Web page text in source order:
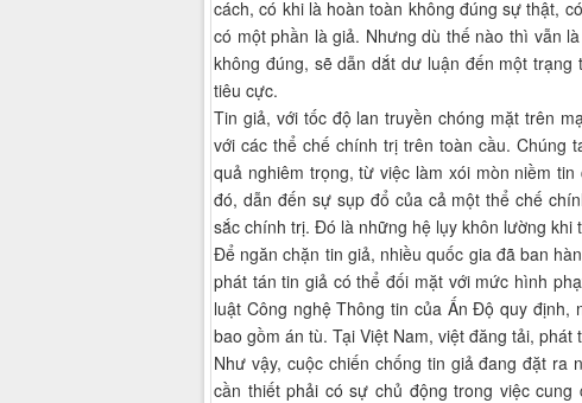
cách, có khi là hoàn toàn không đúng sự thật,
có một phần là giả. Nhưng dù thế nào thì vẫn
không đúng, sẽ dẫn dắt dư luận đến một
tiêu cực.
Tin giả, với tốc độ lan truyền chóng mặt trên
với các thể chế chính trị trên toàn cầu. Chúng
quả nghiêm trọng, từ việc làm xói mòn niềm
đó, dẫn đến sự sụp đổ của cả một thể chế
sắc chính trị. Đó là những hệ lụy khôn lường khi
Để ngăn chặn tin giả, nhiều quốc gia đã ban
phát tán tin giả có thể đối mặt với mức hình
luật Công nghệ Thông tin của Ấn Độ quy
bao gồm án tù. Tại Việt Nam, việt đăng tải,
Như vậy, cuộc chiến chống tin giả đang đặt ra
cần thiết phải có sự chủ động trong việc